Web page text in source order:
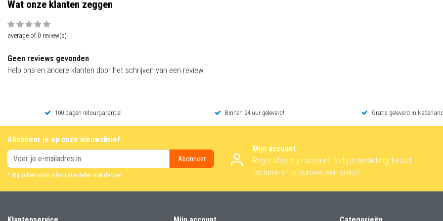
Wat onze klanten zeggen
average of 0 review(s)
Geen reviews gevonden
Help ons en andere klanten door het schrijven van een review
100 dagen retourgarantie! Binnen 24 uur geleverd! Gratis geleverd in
Abonneer je op onze nieuwsbrief
Abonneer
* Wij zullen nooit informatie delen met derden.
Mijn account
Regel alles in je account. Volg je bestelling, betaal
facturen of retourneer een artikel.